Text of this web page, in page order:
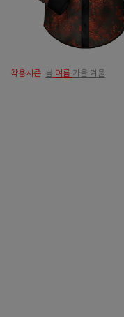
착용시즌: 봄 여름 가을 겨울